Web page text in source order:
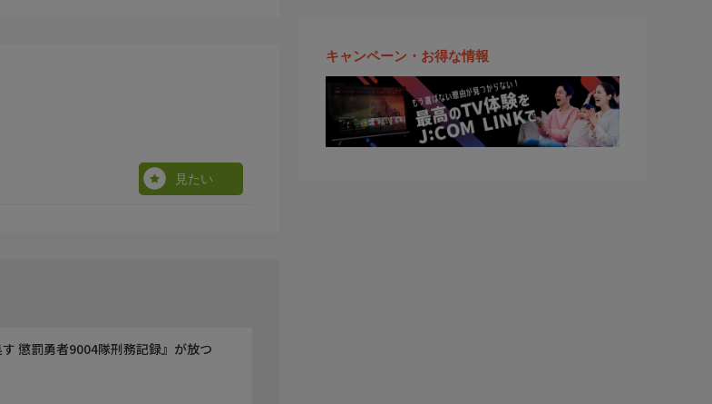
見たい
懲罰勇者9004隊刑務記録』が放つ
キャンペーン・お得な情報